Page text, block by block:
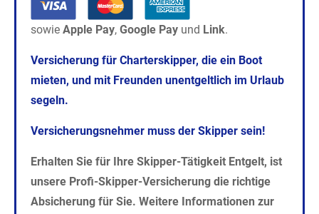
sowie Apple Pay, Google Pay und Link.
Versicherung für Charterskipper, die ein Boot
mieten, und mit Freunden unentgeltlich im Urlaub
segeln.
Versicherungsnehmer muss der Skipper sein!
Erhalten Sie für Ihre Skipper-Tätigkeit Entgelt, ist
unsere Profi-Skipper-Versicherung die richtige
Absicherung für Sie. Weitere Informationen zur